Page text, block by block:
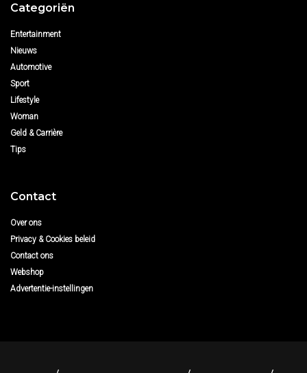
Categoriën
Entertainment
Nieuws
Automotive
Sport
Lifestyle
Woman
Geld & Carrière
Tips
Contact
Over ons
Privacy & Cookies beleid
Contact ons
Webshop
Advertentie-instellingen